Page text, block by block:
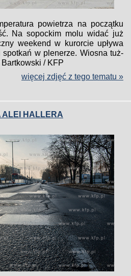
powietrza na początku
Na sopockim molu widać już
weekend w kurorcie upływa
w plenerze. Wiosna tuż-
/ KFP
więcej zdjęć z tego tematu »
ALEI HALLERA